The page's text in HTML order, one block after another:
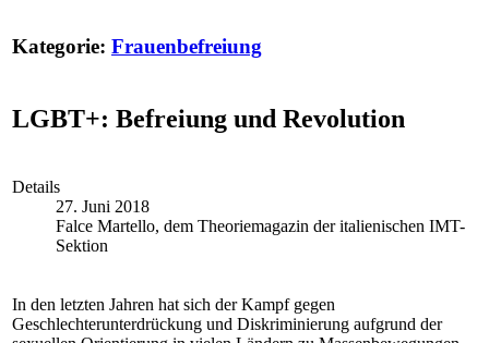
Kategorie: Frauenbefreiung
LGBT+: Befreiung und Revolution
Details
27. Juni 2018
Falce Martello, dem Theoriemagazin der italienischen IMT-
Sektion
In den letzten Jahren hat sich der Kampf gegen
Geschlechterunterdrückung und Diskriminierung aufgrund der